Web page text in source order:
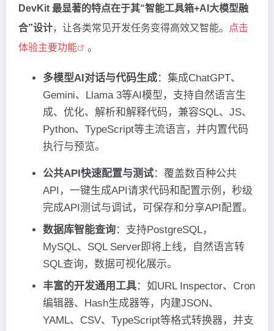
DevKit 最显著的特点在于其“智能工具箱+AI大模型融
合”设计，让各类常见开发任务变得高效又智能。
点击
体验主要功能
。
多模型AI对话与代码生成：集成ChatGPT、
Gemini、Llama 3等AI模型，支持自然语言生
成、优化、解析和解释代码，兼容SQL、JS、
Python、TypeScript等主流语言，并内置代码
执行与预览。
公共API快速配置与测试：覆盖数百种公共
API，一键生成API请求代码和配置示例，秒级
完成API测试与调试，可保存和分享API配置。
数据库智能查询：支持PostgreSQL，
MySQL、SQL Server即将上线，自然语言转
SQL查询，数据可视化展示。
丰富的开发通用工具：如URL Inspector、Cron
编辑器、Hash生成器等，内建JSON、
YAML、CSV、TypeScript等格式转换器，并支